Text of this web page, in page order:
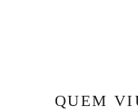
QUEM